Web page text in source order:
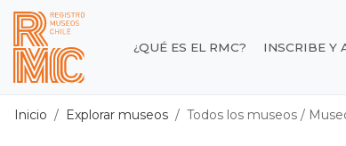
Contenido principal
Registro de
¿QUÉ ES EL RMC? INSCRIBE Y
Inicio Explorar museos Todos los museos /